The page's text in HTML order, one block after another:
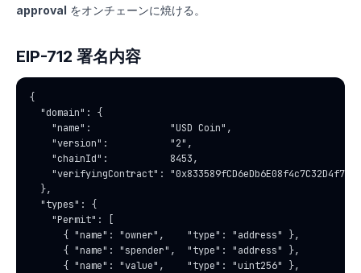
approval をオンチェーンに焼ける。
EIP-712 署名内容
{
  "domain": {
    "name":              "USD Coin",
    "version":           "2",
"chainId":           8453,
"verifyingContract":
  },
  "types": {
    "Permit": [
      { "name": "owner",    "type": "address" },
      { "name": "spender",  "type": "address" },
      { "name": "value",    "type": "uint256" },